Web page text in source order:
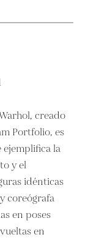
creado
Portfolio, es
ejemplifica la
y el
idénticas
coreógrafa
en poses
en